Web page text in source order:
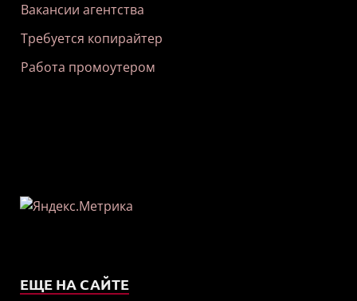
Вакансии агентства
Требуется копирайтер
Работа промоутером
ЕЩЕ НА САЙТЕ